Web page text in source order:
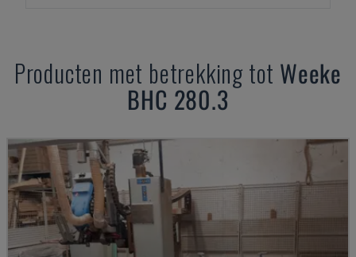
Producten met betrekking tot Weeke
BHC 280.3